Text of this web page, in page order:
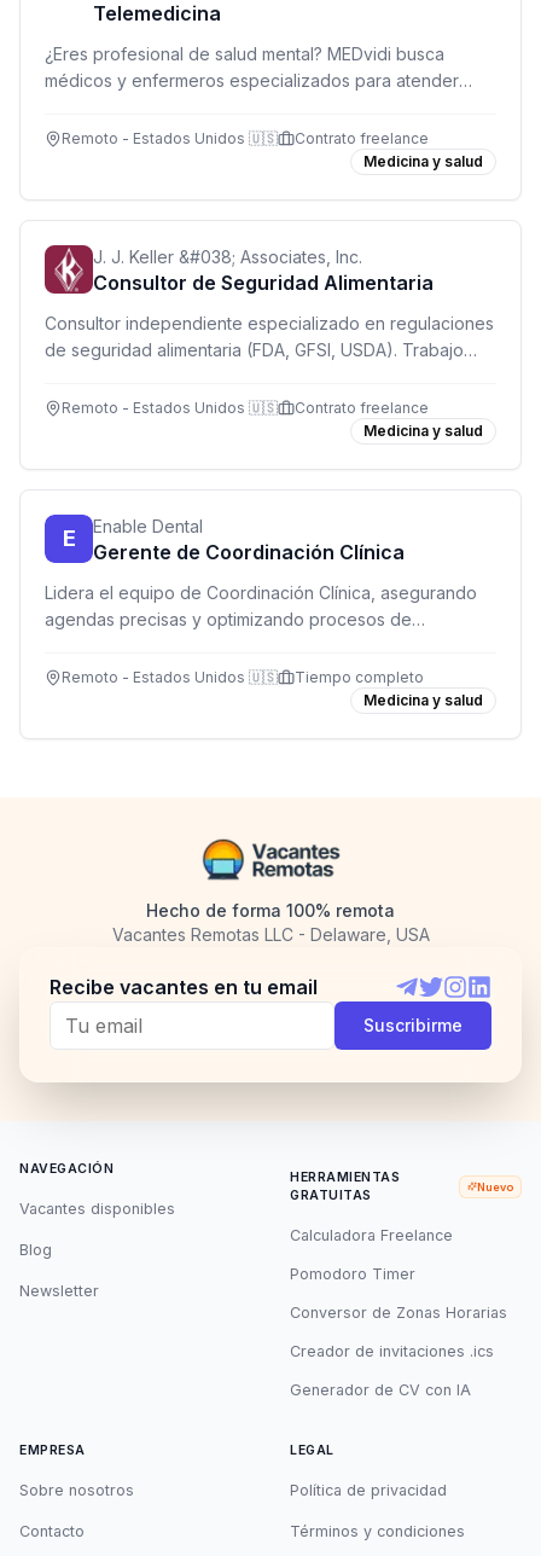
Telemedicina
¿Eres profesional de salud mental? MEDvidi busca
médicos y enfermeros especializados para atender
apoyo administrativo completo.
Remoto - Estados Unidos 🇺🇸
Contrato freelance
Medicina y salud
J. J. Keller &#038; Associates, Inc.
Consultor de Seguridad Alimentaria
Consultor independiente especializado en regulaciones
de seguridad alimentaria (FDA, GFSI, USDA). Trabajo
Remoto - Estados Unidos 🇺🇸
Contrato freelance
Medicina y salud
E Enable Dental
Gerente de Coordinación Clínica
Lidera el equipo de Coordinación Clínica, asegurando
agendas precisas y optimizando procesos de
Remoto - Estados Unidos 🇺🇸
Tiempo completo
Medicina y salud
Hecho de forma 100% remota
Vacantes Remotas LLC - Delaware, USA
Recibe vacantes en tu email
Telegram
TwitterInstagram
Suscribirme
NAVEGACIÓN
Vacantes disponibles
Blog
Newsletter
HERRAMIENTAS
GRATUITAS
Nuevo
Calculadora Freelance
Pomodoro Timer
Conversor de Zonas Horarias
Creador de invitaciones .ics
Generador de CV con IA
EMPRESA
Sobre nosotros
Contacto
LEGAL
Política de privacidad
Términos y condiciones